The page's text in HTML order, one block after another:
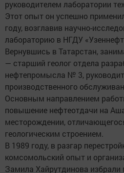
руководителем лаборатории
Этот опыт он успешно
году, возглавив научно-
лабораторию в НГДУ
Вернувшись в Татарстан,
— старший геолог отдела
нефтепромысла № 3,
производственного
Основным направлением
повышение нефтеотдачи на
месторождении,
геологическим строением.
В 1989 году, в разгар
комсомольский опыт и
Замила Хайрутдинова избрали